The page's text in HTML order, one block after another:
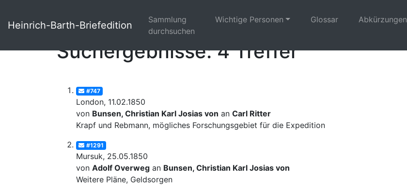
Heinrich-Barth-Briefedition
Sammlung
durchsuchen
Wichtige Personen Glossar Abkürzungen
Suchergebnisse: 4 Treffer
#747
London, 11.02.1850
von Bunsen, Christian Karl Josias von an Carl Ritter
Krapf und Rebmann, mögliches Forschungsgebiet für die Expedition
#1291
Mursuk, 25.05.1850
von Adolf Overweg an Bunsen, Christian Karl Josias von
Weitere Pläne, Geldsorgen